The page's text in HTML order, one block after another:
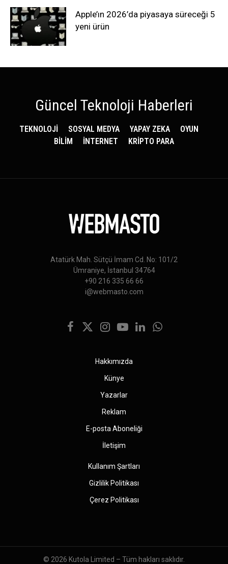
Apple’ın 2026’da piyasaya süreceği 5
yeni ürün
Güncel Teknoloji Haberleri
TEKNOLOJİ SOSYAL MEDYA YAPAY ZEKA
OYUN
BİLİM
İNTERNET KRİPTO PARA
Atatürk Mah. Sütçü İmam Cd. No: 101/2
Ümraniye, İstanbul 34764
+90 216 335 66 66
i@webmasto.com
Facebook
X
Instagram
YouTubeLinkedInWhatsApp
Hakkımızda
Künye
Yazarlar
Reklam
E-posta Aboneliği
İletişim
Kullanım Şartları
Gizlilik Politikası
Çerez Politikası
© 2026 Kutola Limited – Tüm hakları saklıdır.